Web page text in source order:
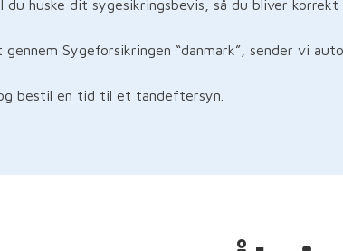
du huske dit sygesikringsbevis, så du bliver
Sygeforsikringen “danmark”, sender vi
bestil en tid til et tandeftersyn.